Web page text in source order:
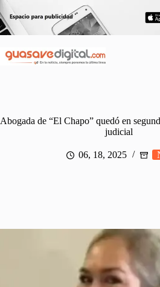
al
contenido
Abogada de “El Chapo” quedó en
judicial
06, 18, 2025